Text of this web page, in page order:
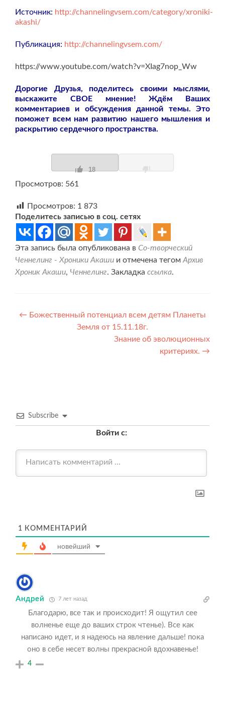
Источник: http://channelingvsem.com/category/xroniki-
akashi/
Публикация: http://channelingvsem.com/
https://www.youtube.com/watch?v=XIag7nop_Ww
Дорогие Друзья, поделитесь своими мыслями,
выскажите СВОЕ мнение! Ждём Ваших
комментариев и обсуждения данной темы. Это
поможет всем нам развитию нашего мышления и
раскрытию сердечного пространства.
18
Просмотров: 561
Просмотров: 1 873
Поделитесь записью в соц. сетях
Эта запись была опубликована в Со-творческий
Ченнелинг - Хроники Акаши и отмечена тегомАрхив
Хроник Акаши, Ченнелинг. Закладка ссылка.
Навигация
← Божественный потенциал всем детям Планеты
Земля от 15.11.18г.
Знание об эволюционных
критериях. →
Subscribe
Войти с:
1 КОММЕНТАРИЙ
новейший
Андрей 7 лет назад
Благодарю, все так и происходит! Я ощутил сее
волненье еще до ваших строк чтенье). Все как
написано идет, и я надеюсь на явление дальше! пока
оно в себе несет волны прекрасной вдохнавенье!
4